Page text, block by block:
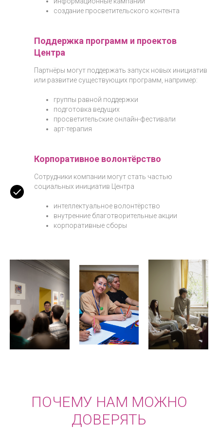
создание просветительского контента
Поддержка программ и проектов
Центра
Партнёры могут поддержать запуск новых инициатив
или развитие существующих программ, например:
группы равной поддержки
подготовка ведущих
просветительские онлайн-фестивали
арт-терапия
Корпоративное волонтёрство
Сотрудники компании могут стать частью
социальных инициатив Центра
интеллектуальное волонтёрство
внутренние благотворительные акции
корпоративные сборы
ПОЧЕМУ НАМ МОЖНО
ДОВЕРЯТЬ